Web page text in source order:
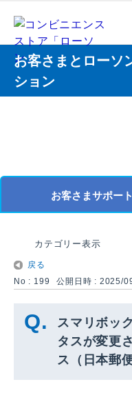
お客さまとローソ
ション
お客さまサポート
カテゴリー表示
戻る
No : 199
公開日時 : 2025/
スマリボッ
タスが変更
ス（日本郵